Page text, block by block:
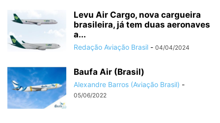
Levu Air Cargo, nova cargueira
brasileira, já tem duas aeronaves
a...
Redação Aviação Brasil - 04/04/2024
Baufa Air (Brasil)
Alexandre Barros (Aviação Brasil) -
05/06/2022